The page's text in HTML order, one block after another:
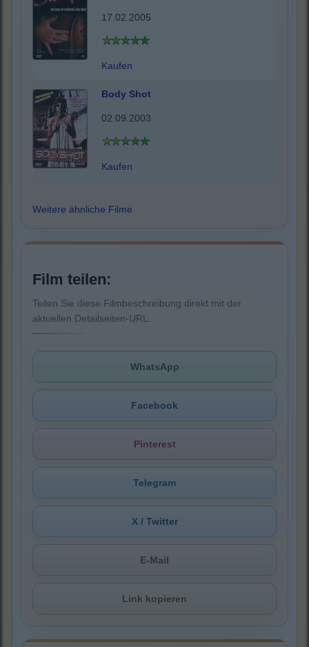
17.02.2005
Kaufen
Body Shot
02.09.2003
Kaufen
Weitere ähnliche Filme
Film teilen:
Teilen Sie diese Filmbeschreibung direkt mit der
aktuellen Detailseiten-URL.
WhatsApp
Facebook
Pinterest
Telegram
X / Twitter
E-Mail
Link kopieren